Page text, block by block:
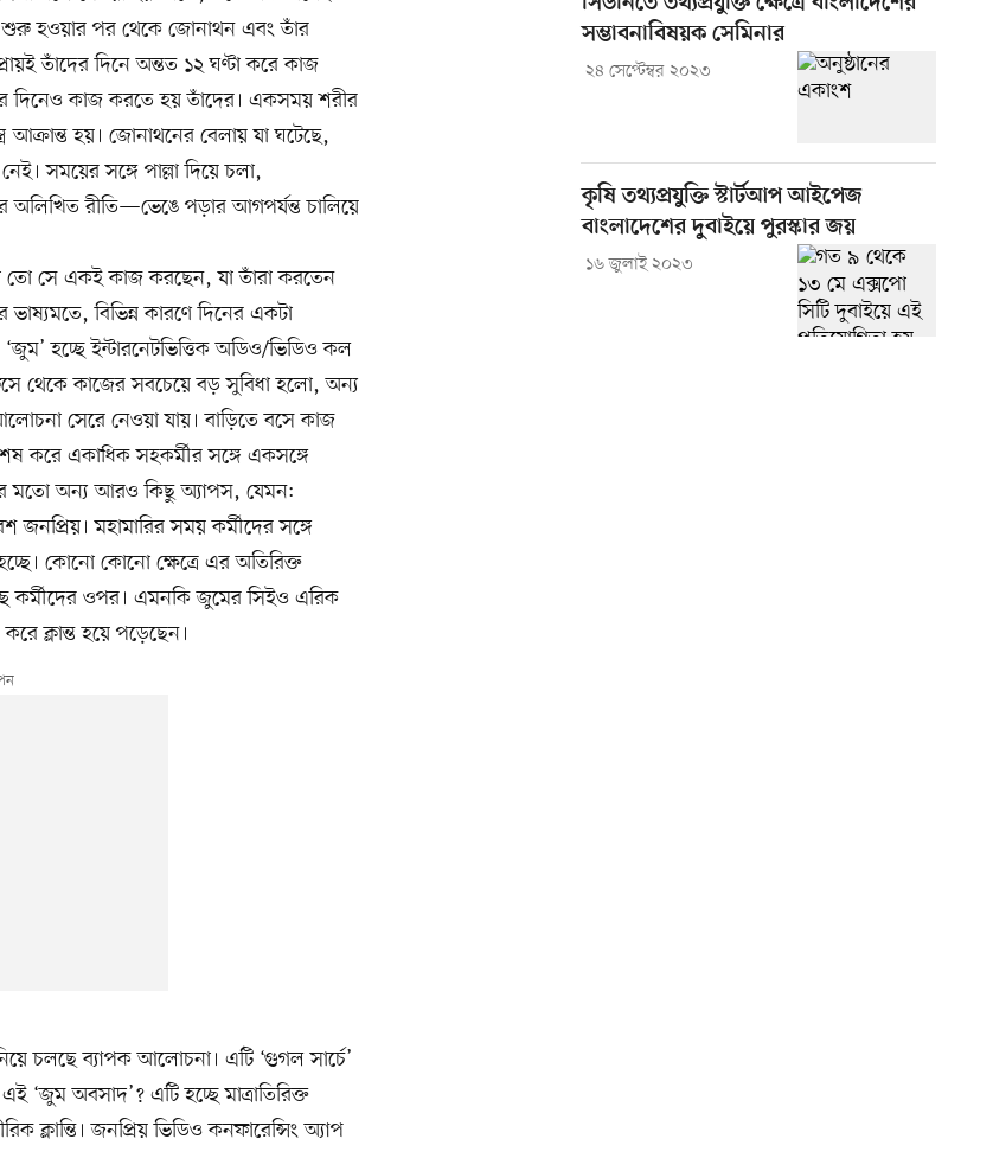
শুরু হওয়ার পর থেকে জোনাথন এবং তাঁর
তাঁদের দিনে অন্তত ১২ ঘণ্টা করে কাজ
দিনেও কাজ করতে হয় তাঁদের। একসময় শরীর
হয়। জোনাথনের বেলায় যা ঘটেছে,
সময়ের সঙ্গে পাল্লা দিয়ে চলা,
অলিখিত রীতি—ভেঙে পড়ার আগপর্যন্ত চালিয়ে
তো সে একই কাজ করছেন, যা তাঁরা করতেন
বিভিন্ন কারণে দিনের একটা
হচ্ছে ইন্টারনেটভিত্তিক অডিও/ভিডিও কল
থেকে কাজের সবচেয়ে বড় সুবিধা হলো, অন্য
সেরে নেওয়া যায়। বাড়িতে বসে কাজ
করে একাধিক সহকর্মীর সঙ্গে একসঙ্গে
মতো অন্য আরও কিছু অ্যাপস, যেমন:
জনপ্রিয়। মহামারির সময় কর্মীদের সঙ্গে
কোনো কোনো ক্ষেত্রে এর অতিরিক্ত
কর্মীদের ওপর। এমনকি জুমের সিইও এরিক
ক্লান্ত হয়ে পড়েছেন।
চলছে ব্যাপক আলোচনা। এটি ‘গুগল সার্চে’
‘জুম অবসাদ’? এটি হচ্ছে মাত্রাতিরিক্ত
ক্লান্তি। জনপ্রিয় ভিডিও কনফারেন্সিং অ্যাপ
সম্ভাবনাবিষয়ক সেমিনার
২৪ সেপ্টেম্বর ২০২৩
কৃষি তথ্যপ্রযুক্তি স্টার্টআপ আইপেজ
বাংলাদেশের দুবাইয়ে পুরস্কার জয়
১৬ জুলাই ২০২৩